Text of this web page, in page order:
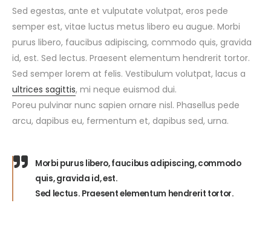
Sed egestas, ante et vulputate volutpat, eros pede
semper est, vitae luctus metus libero eu augue. Morbi
purus libero, faucibus adipiscing, commodo quis, gravida
id, est. Sed lectus. Praesent elementum hendrerit tortor.
Sed semper lorem at felis. Vestibulum volutpat, lacus a
ultrices sagittis, mi neque euismod dui.
Poreu pulvinar nunc sapien ornare nisl. Phasellus pede
arcu, dapibus eu, fermentum et, dapibus sed, urna.
Morbi purus libero, faucibus adipiscing, commodo
quis, gravida id, est.
Sed lectus. Praesent elementum hendrerit tortor.